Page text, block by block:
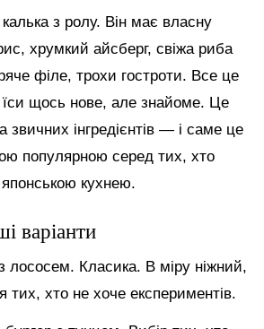
з ролу. Він має власну
хрумкий айсберг, свіжа риба
філе, трохи гостроти. Все це
їси щось нове, але знайоме. Це
звичних інгредієнтів — і саме це
популярною серед тих, хто
кухнею.
варіанти
лососем. Класика. В міру ніжний,
тих, хто не хоче експериментів.